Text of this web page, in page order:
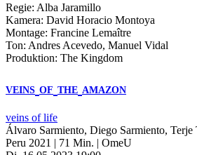
Regie: Alba Jaramillo
Kamera: David Horacio Montoya
Montage: Francine Lemaître
Ton: Andres Acevedo, Manuel Vidal
Produktion: The Kingdom
VEINS OF THE AMAZON
veins of life
Álvaro Sarmiento, Diego Sarmiento, Terje
Peru 2021 | 71 Min. | OmeU